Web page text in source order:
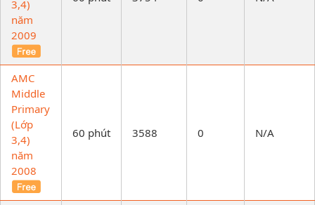
3,4)
năm
2009
AMC
Middle
Primary
(Lớp
3,4)
năm
2008
60 phút 3588 0 N/A